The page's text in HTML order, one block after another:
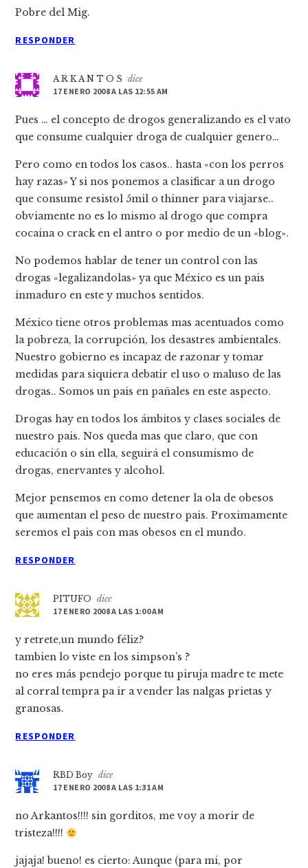
Pobre del Mig.
RESPONDER
A R K A N T O S
dice
17 ENERO 2008 A LAS 12:55 AM
Pues … el concepto de drogos generalizando es el vato
que consume cualquier droga de cualquier genero…
Pero como en todos los casos.. hasta «con los perros
hay razas» Y si nos ponemos a clasificar a un drogo
que consume resistol 5mil o thinner para viajarse..
obviamente no es lo mismo al drogo que compra
cocaina o crack en el antro o por medio de un «blog».
No podemos hablar de tener un control con las
drogas «legalizandolas» ya que México es un pais
inmaduro en este y muchos sentidos.
México tiene otros problemas mas acentuados como
la pobreza, la corrupción, los desastres ambientales.
Nuestro gobierno es incapaz de razonar y tomar
medidas para siquiera debatir el uso o maluso de las
drogas.. Somos un pais en pañales en este aspecto.
Drogas hay en todos los ámbitos y clases sociales de
nuestro pais. Nos queda mas que claro, que con
educación o sin ella, seguirá el consumismo de
drogas, enervantes y alcohol.
Mejor pensemos en como detener la ola de obesos
que aumentan el peso de nuestro pais. Proximamente
seremos el pais con mas obesos en el mundo.
RESPONDER
PITUFO
dice
17 ENERO 2008 A LAS 1:00 AM
y retrete,un mundo féliz?
tambien lo viste en los simpson’s ?
no eres más pendejo porque tu piruja madre te mete
al corral tempra pa ir a vender las nalgas prietas y
granosas.
RESPONDER
RBD Boy dice
17 ENERO 2008 A LAS 1:31 AM
no Arkantos!!!! sin gorditos, me voy a morir de
tristeza!!!!
jajaja! bueno! es cierto: Aunque (para mi, por